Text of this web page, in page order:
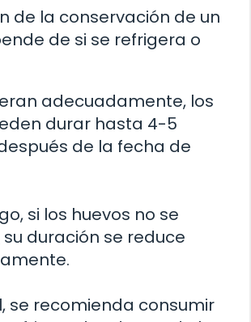
de la conservación de un
de si se refrigera o
adecuadamente, los
durar hasta 4-5
de la fecha de
si los huevos no se
duración se reduce
se recomienda consumir